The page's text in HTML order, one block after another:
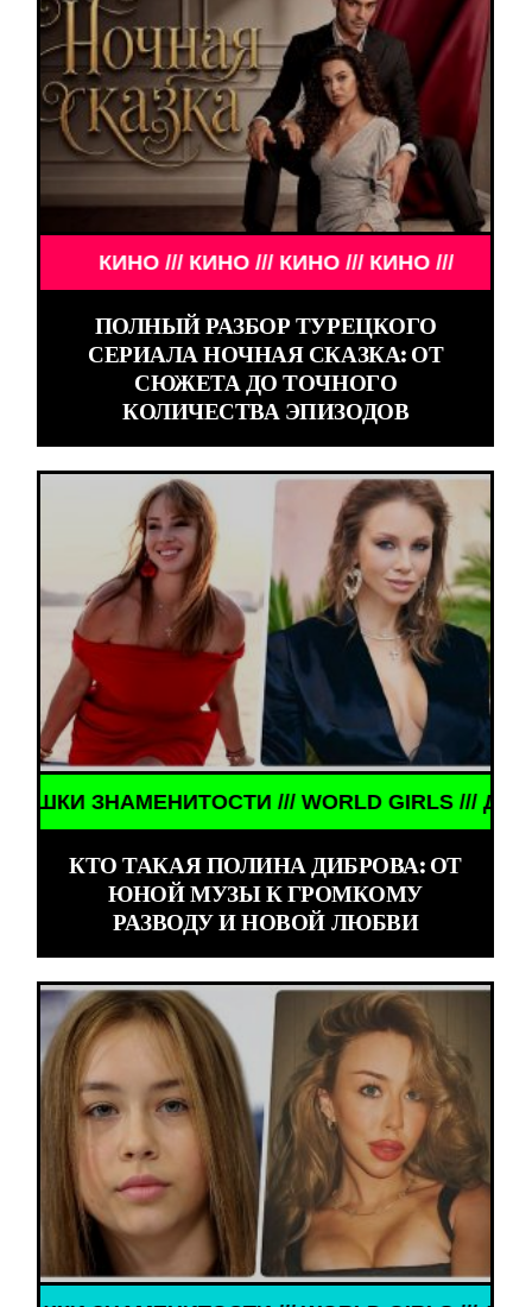
КИНО /// КИНО /// КИНО /// КИНО ///
ПОЛНЫЙ РАЗБОР ТУРЕЦКОГО
СЕРИАЛА НОЧНАЯ СКАЗКА: ОТ
СЮЖЕТА ДО ТОЧНОГО
КОЛИЧЕСТВА ЭПИЗОДОВ
/// WORLD GIRLS /// ДЕВУШКИ
КТО ТАКАЯ ПОЛИНА ДИБРОВА: ОТ
ЮНОЙ МУЗЫ К ГРОМКОМУ
РАЗВОДУ И НОВОЙ ЛЮБВИ